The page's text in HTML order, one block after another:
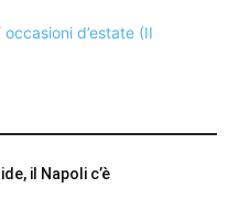
il Napoli c’è